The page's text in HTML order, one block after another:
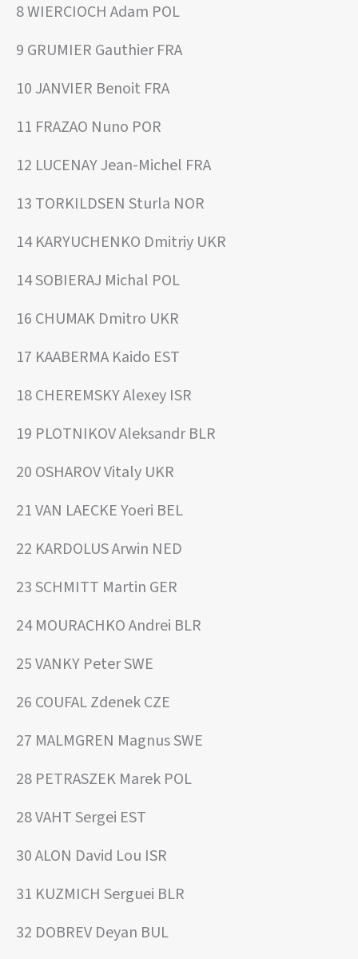
8 WIERCIOCH Adam POL
9 GRUMIER Gauthier FRA
10 JANVIER Benoit FRA
11 FRAZAO Nuno POR
12 LUCENAY Jean-Michel FRA
13 TORKILDSEN Sturla NOR
14 KARYUCHENKO Dmitriy UKR
14 SOBIERAJ Michal POL
16 CHUMAK Dmitro UKR
17 KAABERMA Kaido EST
18 CHEREMSKY Alexey ISR
19 PLOTNIKOV Aleksandr BLR
20 OSHAROV Vitaly UKR
21 VAN LAECKE Yoeri BEL
22 KARDOLUS Arwin NED
23 SCHMITT Martin GER
24 MOURACHKO Andrei BLR
25 VANKY Peter SWE
26 COUFAL Zdenek CZE
27 MALMGREN Magnus SWE
28 PETRASZEK Marek POL
28 VAHT Sergei EST
30 ALON David Lou ISR
31 KUZMICH Serguei BLR
32 DOBREV Deyan BUL